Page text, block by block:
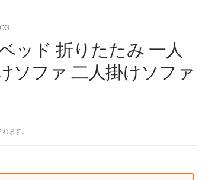
ッド 折りたたみ 一人
ソファ 二人掛けソファ
ます。